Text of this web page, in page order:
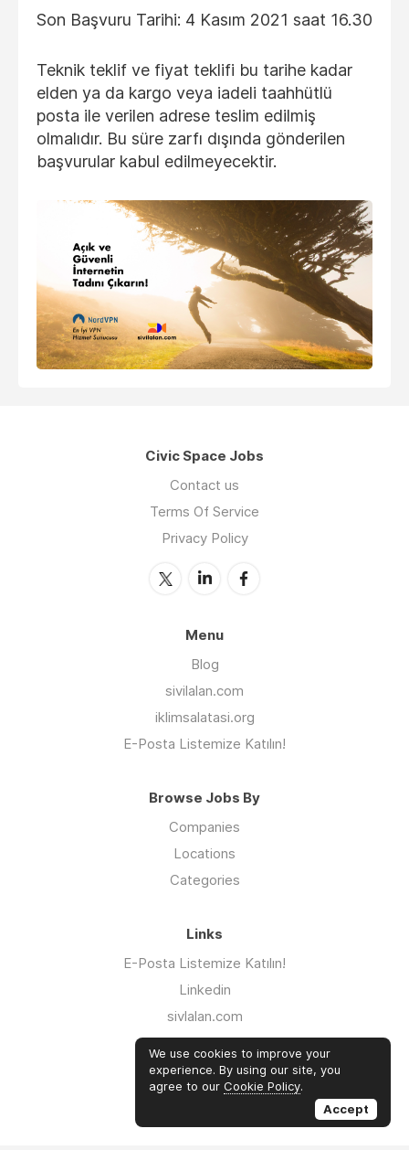
Son Başvuru Tarihi: 4 Kasım 2021 saat 16.30
Teknik teklif ve fiyat teklifi bu tarihe kadar
elden ya da kargo veya iadeli taahhütlü
posta ile verilen adrese teslim edilmiş
olmalıdır. Bu süre zarfı dışında gönderilen
başvurular kabul edilmeyecektir.
Civic Space Jobs
Contact us
Terms Of Service
Privacy Policy
Menu
Blog
sivilalan.com
iklimsalatasi.org
E-Posta Listemize Katılın!
Browse Jobs By
Companies
Locations
Categories
Links
E-Posta Listemize Katılın!
Linkedin
sivlalan.com
WhatsApp Kanalı
iklimsalatasi.org
Twitter
We use cookies to improve your
experience. By using our site, you
agree to our Cookie Policy.
Accept